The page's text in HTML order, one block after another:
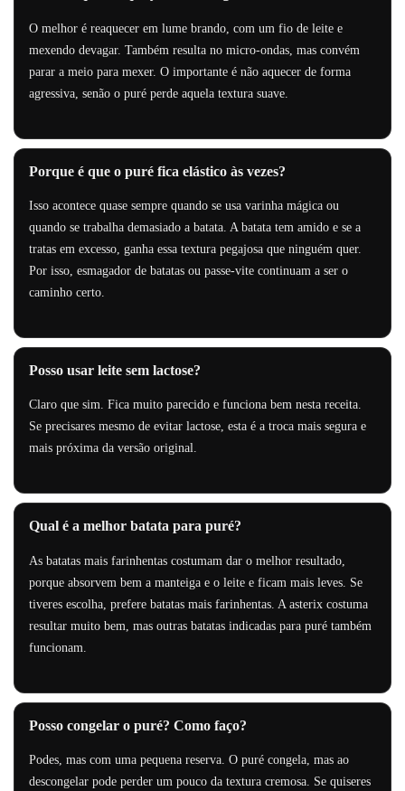
O melhor é reaquecer em lume brando, com um fio de leite e
mexendo devagar. Também resulta no micro-ondas, mas convém
parar a meio para mexer. O importante é não aquecer de forma
agressiva, senão o puré perde aquela textura suave.
Porque é que o puré fica elástico às vezes?
Isso acontece quase sempre quando se usa varinha mágica ou
quando se trabalha demasiado a batata. A batata tem amido e se a
tratas em excesso, ganha essa textura pegajosa que ninguém quer.
Por isso, esmagador de batatas ou passe-vite continuam a ser o
caminho certo.
Posso usar leite sem lactose?
Claro que sim. Fica muito parecido e funciona bem nesta receita.
Se precisares mesmo de evitar lactose, esta é a troca mais segura e
mais próxima da versão original.
Qual é a melhor batata para puré?
As batatas mais farinhentas costumam dar o melhor resultado,
porque absorvem bem a manteiga e o leite e ficam mais leves. Se
tiveres escolha, prefere batatas mais farinhentas. A asterix costuma
resultar muito bem, mas outras batatas indicadas para puré também
funcionam.
Posso congelar o puré? Como faço?
Podes, mas com uma pequena reserva. O puré congela, mas ao
descongelar pode perder um pouco da textura cremosa. Se quiseres